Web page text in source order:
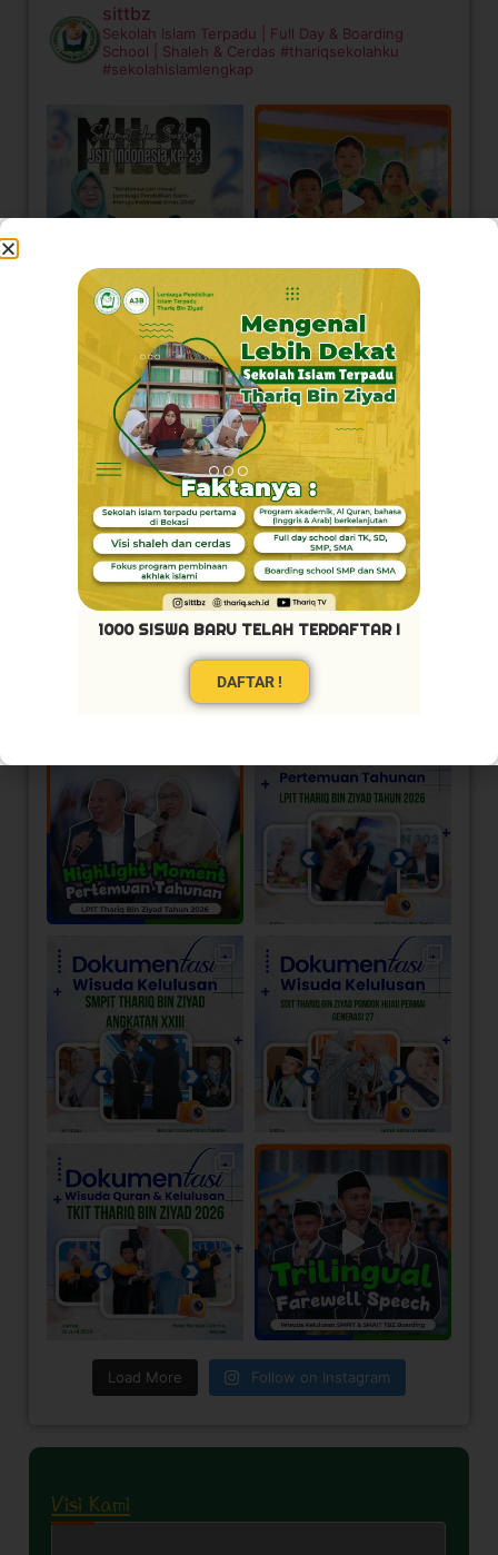
sittbz
Sekolah Islam Terpadu | Full Day & Boarding
School | Shaleh & Cerdas #thariqsekolahku
#sekolahislamlengkap
Load More Follow on Instagram
Visi Kami
1000 SISWA BARU TELAH TERDAFTAR !
DAFTAR !